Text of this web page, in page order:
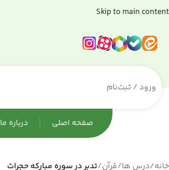
Skip to main content
ورود / ثبت‌نام
صفحه اصلی درباره ما
خانه/درس ها/قرآن/تدبر در سوره مبارکه حجرات